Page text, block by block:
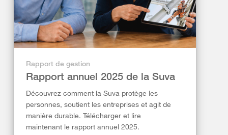
Rapport de gestion
Rapport annuel 2025 de la Suva
Découvrez comment la Suva protège les
personnes, soutient les entreprises et agit de
manière durable. Télécharger et lire
maintenant le rapport annuel 2025.